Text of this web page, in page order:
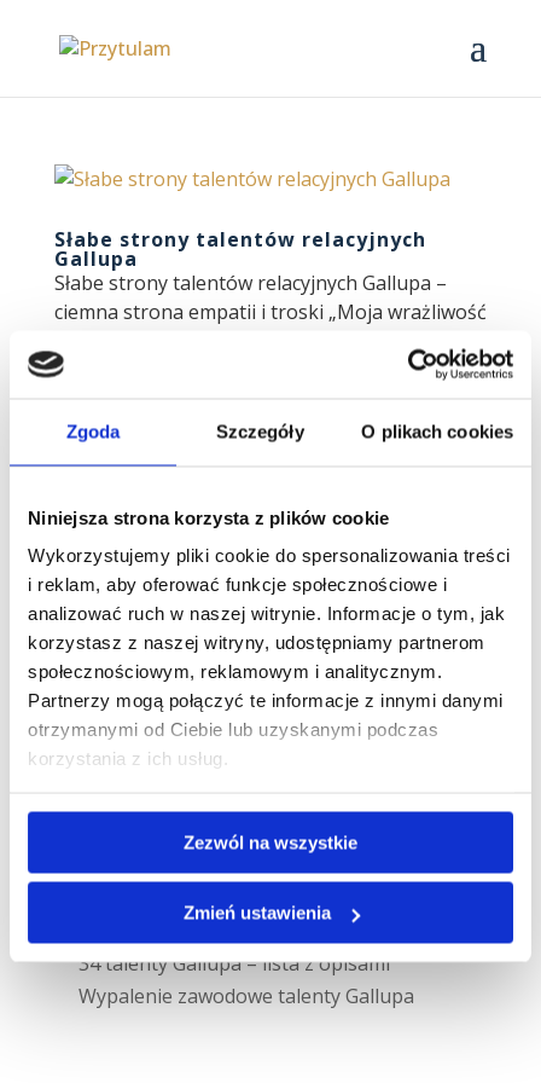
Zgoda Szczegóły O plikach cookies
Niniejsza strona korzysta z plików cookie
Wykorzystujemy pliki cookie do spersonalizowania treści
i reklam, aby oferować funkcje społecznościowe i
analizować ruch w naszej witrynie. Informacje o tym, jak
korzystasz z naszej witryny, udostępniamy partnerom
społecznościowym, reklamowym i analitycznym.
Partnerzy mogą połączyć te informacje z innymi danymi
otrzymanymi od Ciebie lub uzyskanymi podczas
korzystania z ich usług.
Zezwól na wszystkie
Zmień ustawienia
Słabe strony talentów relacyjnych
Gallupa
Słabe strony talentów relacyjnych Gallupa –
ciemna strona empatii i troski „Moja wrażliwość
czuć.” „Za późno dostrzegam problemy.
wyrzuty sumienia...
Obserwuj mnie
Ostatnie wpisy
Talenty kontrastowe: dlaczego kłócimy
się, choć chcemy tego samego?
Jak talenty Gallupa budują w nas
wewnętrzne napięcie
34 talenty Gallupa – lista z opisami
Wypalenie zawodowe talenty Gallupa